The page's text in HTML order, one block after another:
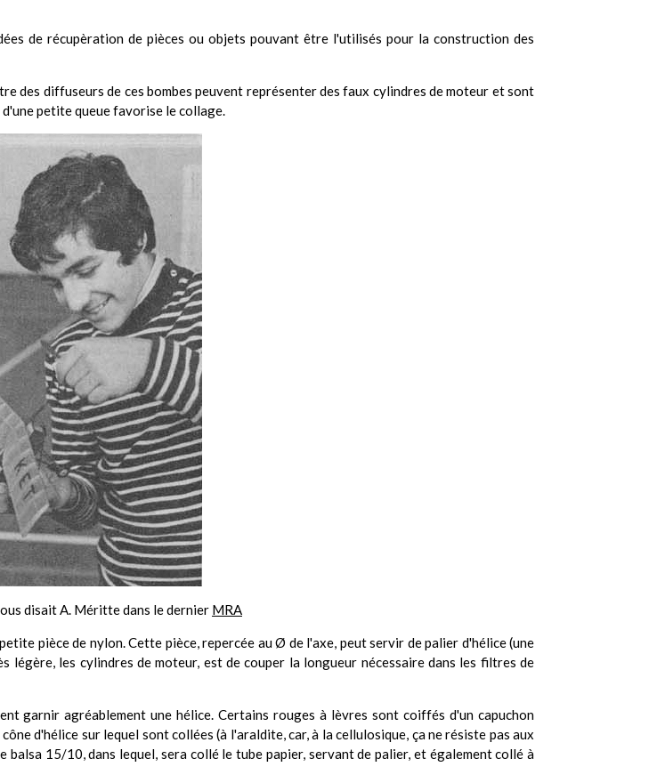
de récupèration de pièces ou objets pouvant être l'utilisés pour la construction des
des diffuseurs de ces bombes peuvent représenter des faux cylindres de moteur et sont
petite queue favorise le collage.
disait A. Méritte dans le dernier MRA
pièce de nylon. Cette pièce, repercée au Ø de l'axe, peut servir de palier d'hélice (une
légère, les cylindres de moteur, est de couper la longueur nécessaire dans les filtres de
garnir agréablement une hélice. Certains rouges à lèvres sont coiffés d'un capuchon
d'hélice sur lequel sont collées (à l'araldite, car, à la cellulosique, ça ne résiste pas aux
15/10, dans lequel, sera collé le tube papier, servant de palier, et également collé à